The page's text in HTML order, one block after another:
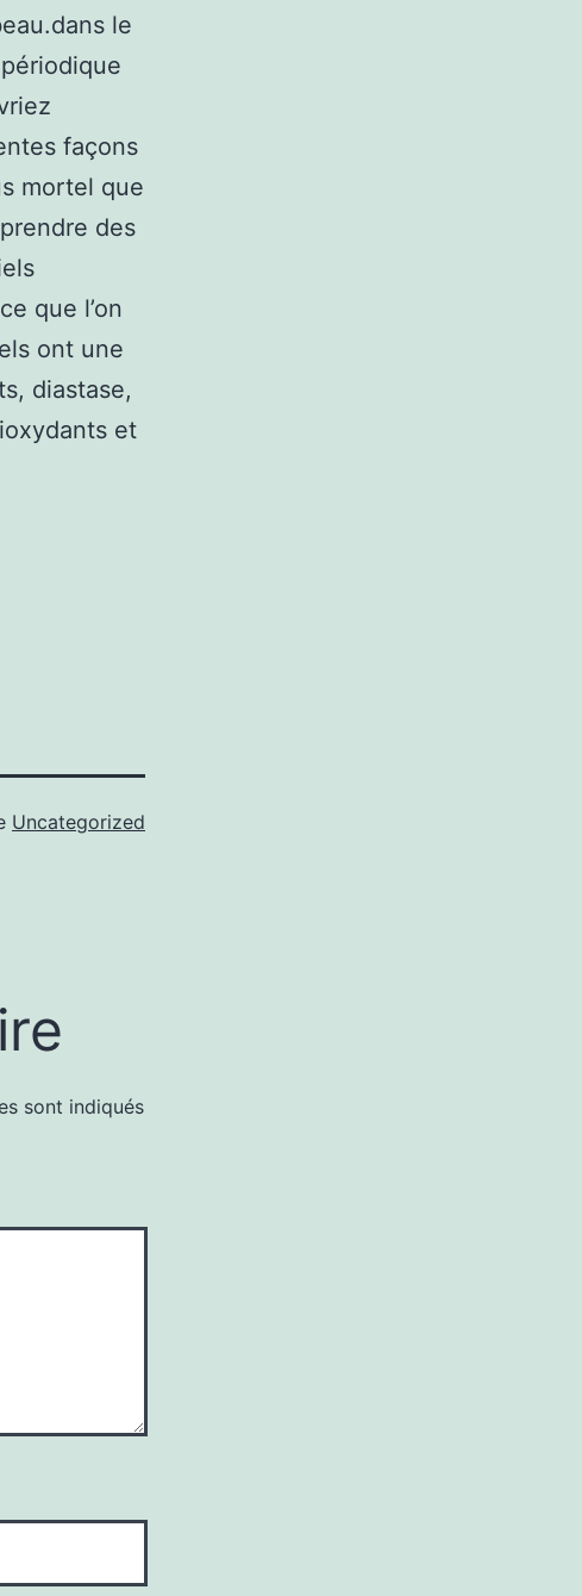
le
façons
mortel que
des
que l’on
ont une
diastase,
et
Uncategorized
sont indiqués